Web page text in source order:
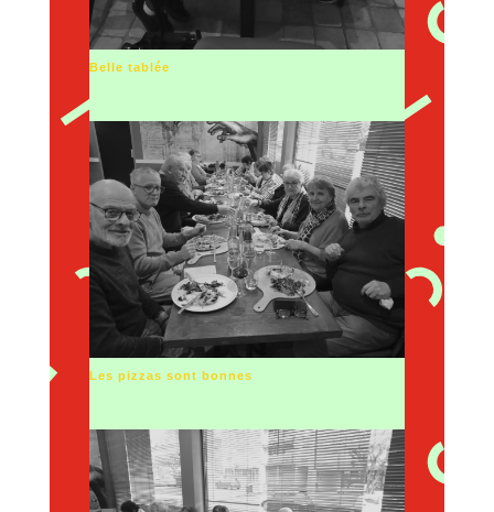
Belle tablée
Les pizzas sont bonnes